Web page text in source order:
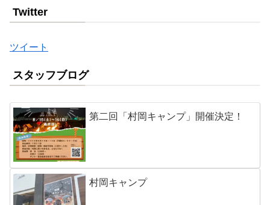
Twitter
ツイート
スタッフブログ
第二回「村岡キャンプ」開催決定！
村岡キャンプ